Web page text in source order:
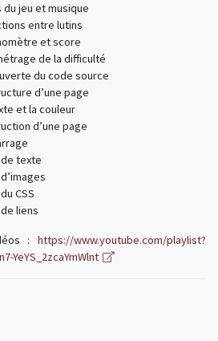
du jeu et musique
entre lutins
et score
de la difficulté
du code source
d’une page
et la couleur
d’une page
texte
CSS
liens
: https://www.youtube.com/playlist?
YeYS_2zcaYmWlnt